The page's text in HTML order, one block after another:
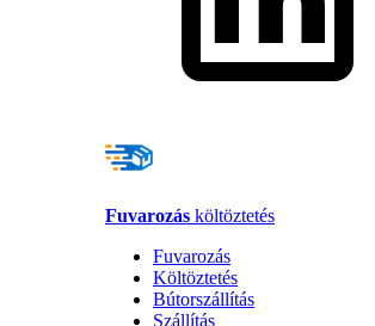
Fuvarozás költöztetés
Fuvarozás
Költöztetés
Bútorszállítás
Szállítás